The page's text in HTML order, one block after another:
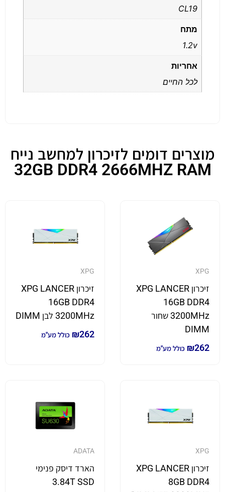
CL19
מתח
1.2v
אחריות
לכל החיים
מוצרים דומים לזיכרון למחשב נייח
32GB DDR4 2666MHZ RAM
XPG
זיכרון XPG LANCER
16GB DDR4
3200MHz שחור
DIMM
₪262 כולל מע"מ
XPG
זיכרון XPG LANCER
16GB DDR4
3200MHz לבן DIMM
₪262 כולל מע"מ
XPG
זיכרון XPG LANCER
8GB DDR4
ADATA
הארד דיסק פנימי
3.84T SSD